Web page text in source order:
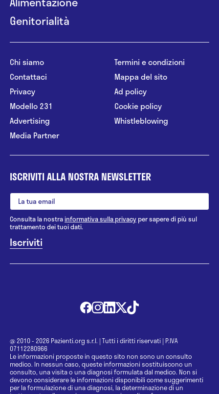
Genitorialità
Chi siamo
Contattaci
Privacy
Modello 231
Advertising
Media Partner
Termini e condizioni
Mappa del sito
Ad policy
Cookie policy
Whistleblowing
ISCRIVITI ALLA NOSTRA NEWSLETTER
Consulta la nostrainformativa sulla privacy per sapere di più sul
trattamento dei tuoi dati.
@ 2010 - 2026 Pazienti.org s.r.l. | Tutti i diritti riservati | P.IVA
07112280966
Le informazioni proposte in questo sito non sono un consulto
medico. In nessun caso, queste informazioni sostituiscono un
consulto, una visita o una diagnosi formulata dal medico. Non si
devono considerare le informazioni disponibili come suggerimenti
per la formulazione di una diagnosi, la determinazione di un